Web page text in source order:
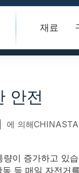
재료
안전
에 의해
이 증가하고 있
등 매일 자전거